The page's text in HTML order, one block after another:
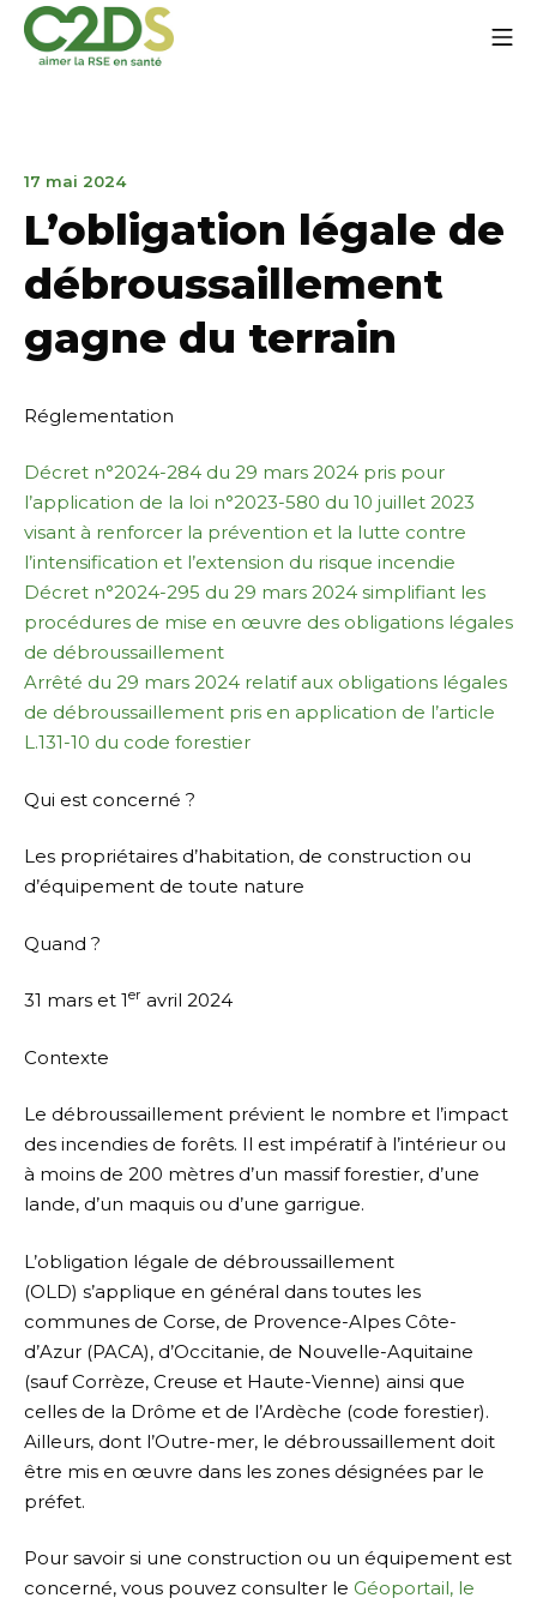
Aller
contenu
17 mai 202417
2024
L’obligation légale de
débroussaillement
gagne du terrain
Réglementation
Décret n°2024-284 du 29 mars 2024 pris pour
l’application de la loi n°2023-580 du 10 juillet 2023
visant à renforcer la prévention et la lutte contre
l’intensification et l’extension du risque incendie
Décret n°2024-295 du 29 mars 2024 simplifiant les
procédures de mise en œuvre des obligations légales
de débroussaillement
Arrêté du 29 mars 2024 relatif aux obligations légales
de débroussaillement pris en application de l’article
L.131-10 du code forestier
Qui est concerné ?
Les propriétaires d’habitation, de construction ou
d’équipement de toute nature
Quand ?
31 mars et 1er avril 2024
Contexte
Le débroussaillement prévient le nombre et l’impact
des incendies de forêts. Il est impératif à l’intérieur ou
à moins de 200 mètres d’un massif forestier, d’une
lande, d’un maquis ou d’une garrigue.
L’obligation légale de débroussaillement
(OLD) s’applique en général dans toutes les
communes de Corse, de Provence-Alpes Côte-
d’Azur (PACA), d’Occitanie, de Nouvelle-Aquitaine
(sauf Corrèze, Creuse et Haute-Vienne) ainsi que
celles de la Drôme et de l’Ardèche (code forestier).
Ailleurs, dont l’Outre-mer, le débroussaillement doit
être mis en œuvre dans les zones désignées par le
préfet.
Pour savoir si une construction ou un équipement est
concerné, vous pouvez consulter le Géoportail, le